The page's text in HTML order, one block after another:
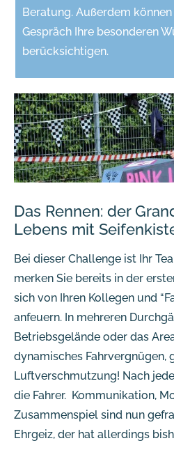
Beratung. Außerdem
Gespräch Ihre besonderen
berücksichtigen.
Das Rennen: der
Lebens mit
Bei dieser Challenge ist Ihr
merken Sie bereits in der
sich von Ihren Kollegen und
anfeuern. In mehreren
Betriebsgelände oder das
dynamisches Fahrvergnügen,
Luftverschmutzung! Nach
die Fahrer. Kommunikation,
Zusammenspiel sind nun
Ehrgeiz, der hat allerdings